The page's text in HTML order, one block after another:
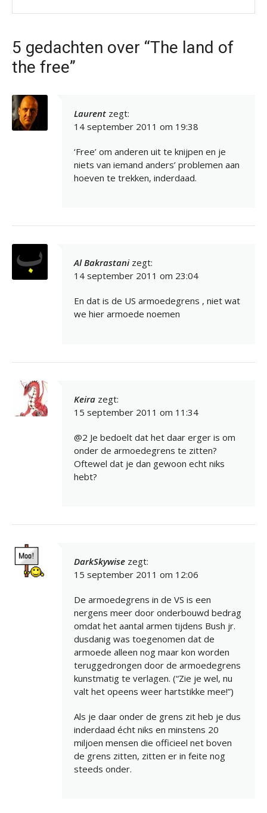
5 gedachten over “The land of
the free”
Laurent zegt:
14 september 2011 om 19:38
‘Free’ om anderen uit te knijpen en je
niets van iemand anders’ problemen aan
hoeven te trekken, inderdaad.
Al Bakrastani zegt:
14 september 2011 om 23:04
En dat is de US armoedegrens , niet wat
we hier armoede noemen
Keira zegt:
15 september 2011 om 11:34
@2 Je bedoelt dat het daar erger is om
onder de armoedegrens te zitten?
Oftewel dat je dan gewoon echt niks
hebt?
DarkSkywise zegt:
15 september 2011 om 12:06
De armoedegrens in de VS is een
nergens meer door onderbouwd bedrag
omdat het aantal armen tijdens Bush jr.
dusdanig was toegenomen dat de
armoede alleen nog maar kon worden
teruggedrongen door de armoedegrens
kunstmatig te verlagen. (“Zie je wel, nu
valt het opeens weer hartstikke mee!”)
Als je daar onder de grens zit heb je dus
inderdaad écht niks en minstens 20
miljoen mensen die officieel net boven
de grens zitten, zitten er in feite nog
steeds onder.